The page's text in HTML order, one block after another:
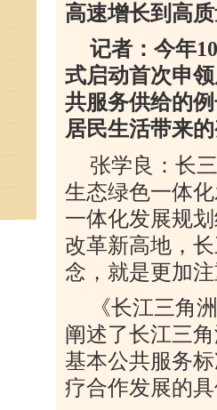
高速增长到高
记者：今年
式启动首次申
共服务供给的
居民生活带来
张学良：长
生态绿色一体
一体化发展规
改革新高地，
念，就是更加
《长江三角
阐述了长江三
基本公共服务
疗合作发展的